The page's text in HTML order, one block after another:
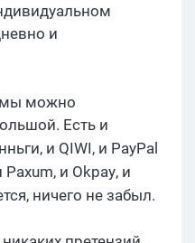
и
можно
Есть и
, и QIWI, и PayPal
Paxum, и Okpay, и
ничего не забыл.